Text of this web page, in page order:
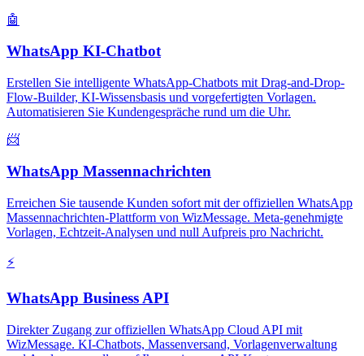
🤖
WhatsApp KI-Chatbot
Erstellen Sie intelligente WhatsApp-Chatbots mit Drag-and-Drop-
Flow-Builder, KI-Wissensbasis und vorgefertigten Vorlagen.
Automatisieren Sie Kundengespräche rund um die Uhr.
📨
WhatsApp Massennachrichten
Erreichen Sie tausende Kunden sofort mit der offiziellen WhatsApp
Massennachrichten-Plattform von WizMessage. Meta-genehmigte
Vorlagen, Echtzeit-Analysen und null Aufpreis pro Nachricht.
⚡
WhatsApp Business API
Direkter Zugang zur offiziellen WhatsApp Cloud API mit
WizMessage. KI-Chatbots, Massenversand, Vorlagenverwaltung